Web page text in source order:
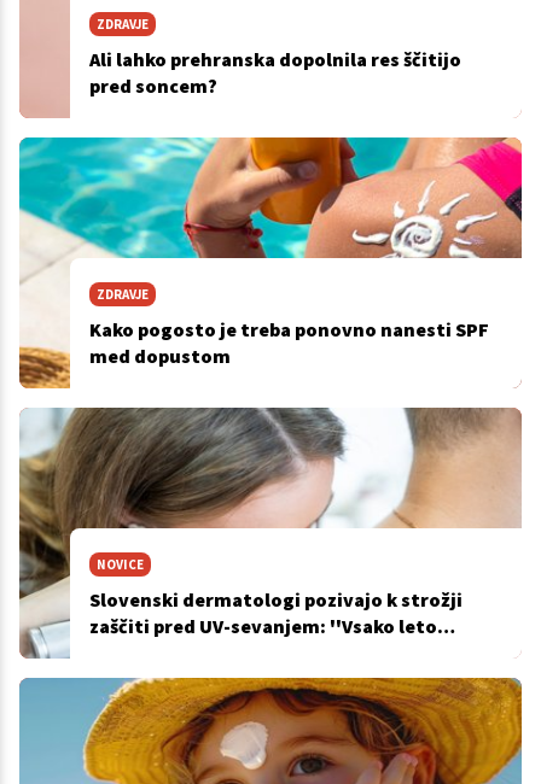
ZDRAVJE
Ali lahko prehranska dopolnila res ščitijo
pred soncem?
ZDRAVJE
Kako pogosto je treba ponovno nanesti SPF
med dopustom
NOVICE
Slovenski dermatologi pozivajo k strožji
zaščiti pred UV-sevanjem: ''Vsako leto